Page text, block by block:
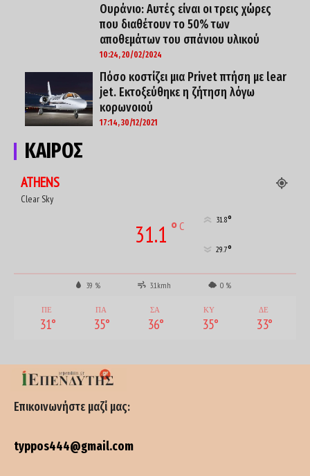
Ουράνιο: Αυτές είναι οι τρεις χώρες
που διαθέτουν το 50% των
αποθεμάτων του σπάνιου υλικού
10:24, 20/02/2024
Πόσο κοστίζει μια Privet πτήση με lear
jet. Εκτοξεύθηκε η ζήτηση λόγω
κορωνoιού
17:14, 30/12/2021
ΚΑΙΡΟΣ
ATHENS
Clear Sky
31.1 ° C 31.8°
29.7°
39 % 3.1kmh 0 %
ΠΕ
31°
ΠΑ
35°
ΣΑ
36°
ΚΥ
35°
ΔΕ
33°
Επικοινωνήστε μαζί μας:
typpos444@gmail.com